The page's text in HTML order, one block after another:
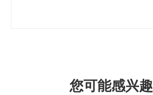
您可能感兴趣